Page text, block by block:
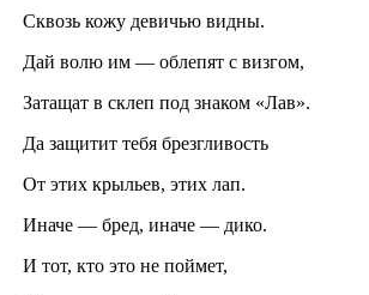
Сквозь кожу девичью видны.
Дай волю им — облепят с визгом,
Затащат в склеп под знаком «Лав».
Да защитит тебя брезгливость
От этих крыльев, этих лап.
Иначе — бред, иначе — дико.
И тот, кто это не поймет,